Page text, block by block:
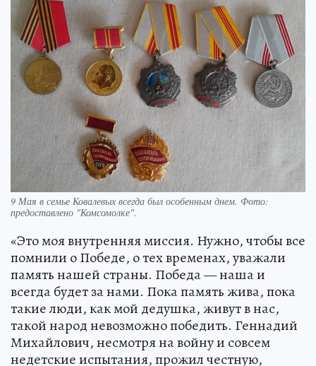
9 Мая в семье Ковалевых всегда был особенным днем. Фото:
предоставлено "Комсомолке".
«Это моя внутренняя миссия. Нужно, чтобы все
помнили о Победе, о тех временах, уважали
память нашей страны. Победа — наша и
всегда будет за нами. Пока память жива, пока
такие люди, как мой дедушка, живут в нас,
такой народ невозможно победить. Геннадий
Михайлович, несмотря на войну и совсем
недетские испытания, прожил честную,